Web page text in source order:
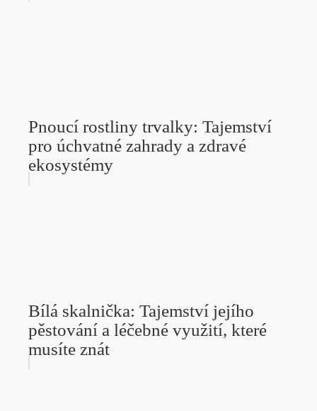
Pnoucí rostliny trvalky: Tajemství
pro úchvatné zahrady a zdravé
ekosystémy
Bílá skalnička: Tajemství jejího
pěstování a léčebné využití, které
musíte znát